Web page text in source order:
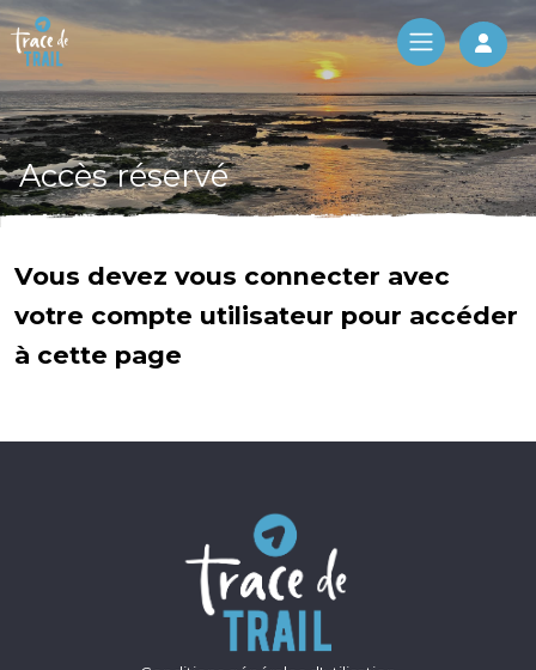
Log
Accès réservé
Vous devez vous connecter avec
votre compte utilisateur pour accéder
à cette page